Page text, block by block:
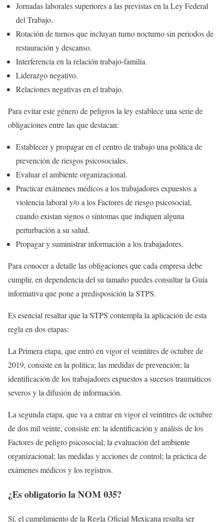
Jornadas laborales superiores a las previstas en la Ley Federal
del Trabajo.
Rotación de turnos que incluyan turno nocturno sin periodos de
restauración y descanso.
Interferencia en la relación trabajo-familia.
Liderazgo negativo.
Relaciones negativas en el trabajo.
Para evitar este género de peligros la ley establece una serie de
obligaciones entre las que destacan:
Establecer y propagar en el centro de trabajo una política de
prevención de riesgos psicosociales.
Evaluar el ambiente organizacional.
Practicar exámenes médicos a los trabajadores expuestos a
violencia laboral y/o a los Factores de riesgo psicosocial,
cuando existan signos o síntomas que indiquen alguna
perturbación a su salud.
Propagar y suministrar información a los trabajadores.
Para conocer a detalle las obligaciones que cada empresa debe
cumplir, en dependencia del su tamaño puedes consultar la Guía
informativa que pone a predisposición la STPS.
Es esencial resaltar que la STPS contempla la aplicación de esta
regla en dos etapas:
La Primera etapa, que entró en vigor el veintitres de octubre de
2019, consiste en la política; las medidas de prevención; la
identificación de los trabajadores expuestos a sucesos traumáticos
severos y la difusión de información.
La segunda etapa, que va a entrar en vigor el veintitres de octubre
de dos mil veinte, consiste en: la identificación y análisis de los
Factores de peligro psicosocial; la evaluación del ambiente
organizacional; las medidas y acciones de control; la práctica de
exámenes médicos y los registros.
¿Es obligatorio la NOM 035?
Sí, el cumplimiento de la Regla Oficial Mexicana resulta ser